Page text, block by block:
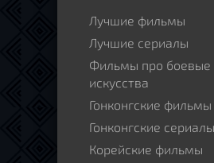
Лучшие фильмы
Лучшие сериалы
Фильмы про боевые
искусства
Гонконгские фильмы
Гонконгские сериалы
Корейские фильмы